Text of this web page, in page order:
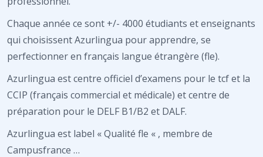
Chaque année ce sont +/- 4000 étudiants et enseignants
qui choisissent Azurlingua pour apprendre, se
perfectionner en français langue étrangère (fle).
Azurlingua est centre officiel d’examens pour le tcf et la
CCIP (français commercial et médicale) et centre de
préparation pour le DELF B1/B2 et DALF.
Azurlingua est label « Qualité fle « , membre de
Campusfrance …